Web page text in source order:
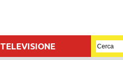
TELEVISIONE